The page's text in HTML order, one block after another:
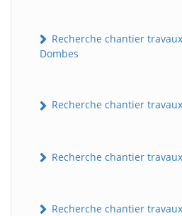
Recherche chantier
Dombes
Recherche chantier
Recherche chantier
Recherche chantier